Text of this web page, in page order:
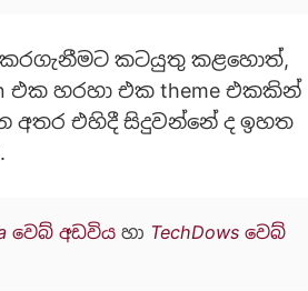
කරගැනීමට කටයුතු කළහොත්,
එක හරහා එක theme එකකින්
අතර එහිදී සිදුවන්නේ ද ඉහත
වෙබ් අඩවිය හා TechDows වෙබ්